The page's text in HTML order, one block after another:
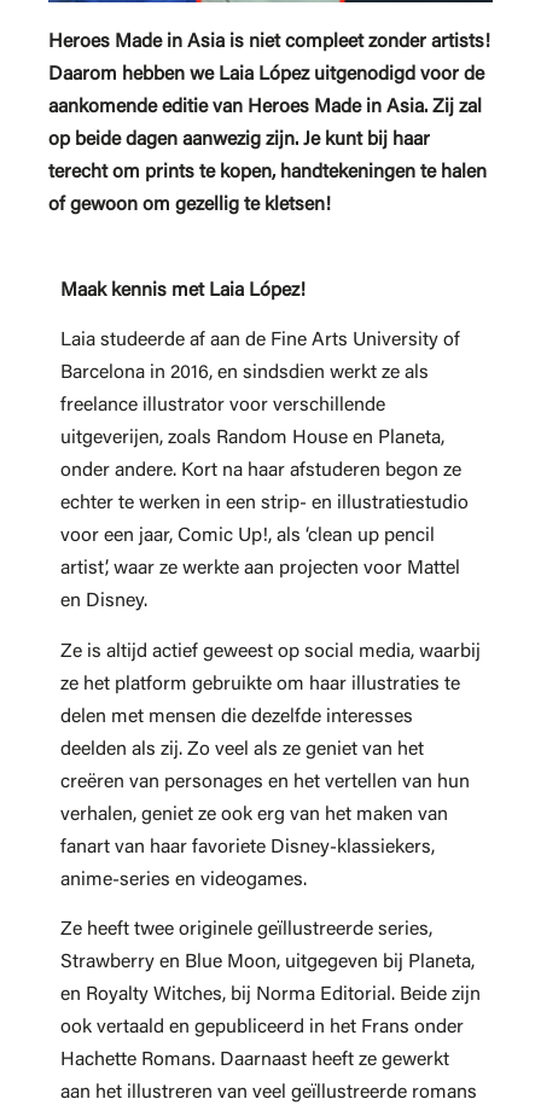
Heroes Made in Asia is niet compleet zonder artists!
Daarom hebben we Laia López uitgenodigd voor de
aankomende editie van Heroes Made in Asia. Zij zal
op beide dagen aanwezig zijn. Je kunt bij haar
terecht om prints te kopen, handtekeningen te halen
of gewoon om gezellig te kletsen!
Maak kennis met Laia López!
Laia studeerde af aan de Fine Arts University of
Barcelona in 2016, en sindsdien werkt ze als
freelance illustrator voor verschillende
uitgeverijen, zoals Random House en Planeta,
onder andere. Kort na haar afstuderen begon ze
echter te werken in een strip- en illustratiestudio
voor een jaar, Comic Up!, als ‘clean up pencil
artist’, waar ze werkte aan projecten voor Mattel
en Disney.
Ze is altijd actief geweest op social media, waarbij
ze het platform gebruikte om haar illustraties te
delen met mensen die dezelfde interesses
deelden als zij. Zo veel als ze geniet van het
creëren van personages en het vertellen van hun
verhalen, geniet ze ook erg van het maken van
fanart van haar favoriete Disney-klassiekers,
anime-series en videogames.
Ze heeft twee originele geïllustreerde series,
Strawberry en Blue Moon, uitgegeven bij Planeta,
en Royalty Witches, bij Norma Editorial. Beide zijn
ook vertaald en gepubliceerd in het Frans onder
Hachette Romans. Daarnaast heeft ze gewerkt
aan het illustreren van veel geïllustreerde romans